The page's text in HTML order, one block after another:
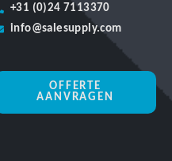
+31 (0)24 7113370
info@salesupply.com
OFFERTE
AANVRAGEN